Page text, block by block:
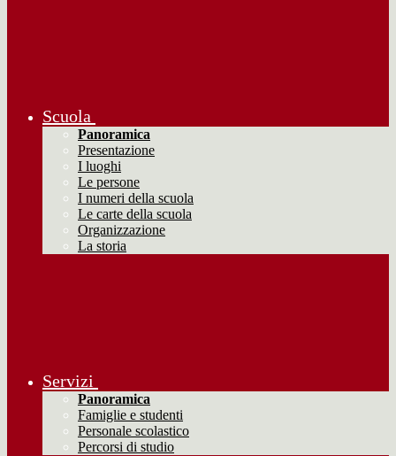
Scuola
Panoramica
Presentazione
I luoghi
Le persone
I numeri della scuola
Le carte della scuola
Organizzazione
La storia
Servizi
Panoramica
Famiglie e studenti
Personale scolastico
Percorsi di studio